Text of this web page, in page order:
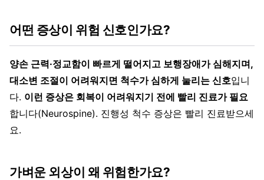
어떤 증상이 위험 신호인가요?
양손 근력·정교함이 빠르게 떨어지고 보행장애가 심해지며,
대소변 조절이 어려워지면 척수가 심하게 눌리는 신호입니
다. 이런 증상은 회복이 어려워지기 전에 빨리 진료가 필요
합니다(Neurospine). 진행성 척수 증상은 빨리 진료받으세
요.
가벼운 외상이 왜 위험한가요?